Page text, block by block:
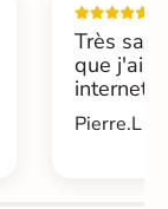
Très
que j'ai
internet....
Pierre.L -